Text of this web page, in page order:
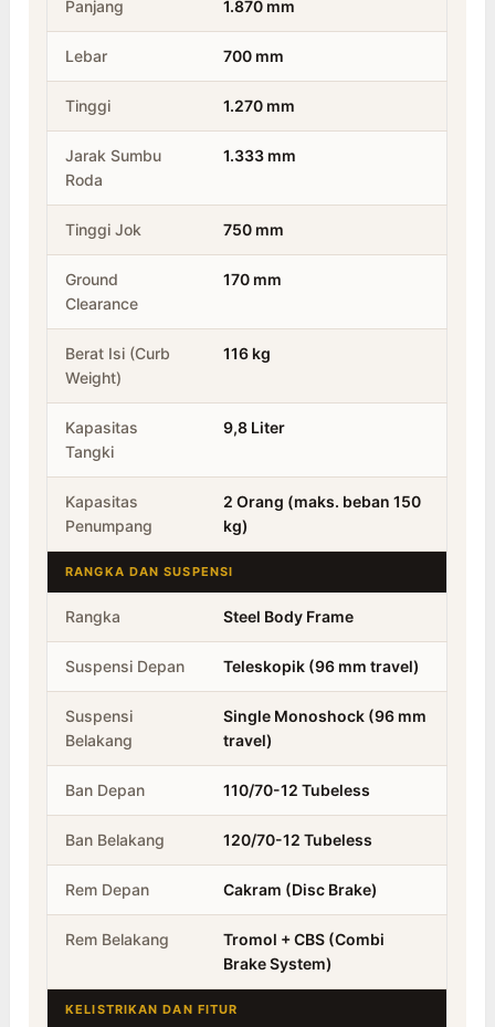
Panjang 1.870 mm
Lebar 700 mm
Tinggi 1.270 mm
Jarak Sumbu
Roda
1.333 mm
Tinggi Jok 750 mm
Ground
Clearance
170 mm
Berat Isi (Curb
Weight)
116 kg
Kapasitas
Tangki
9,8 Liter
Kapasitas
Penumpang
2 Orang (maks. beban 150
kg)
RANGKA DAN SUSPENSI
Rangka Steel Body Frame
Suspensi Depan Teleskopik (96 mm travel)
Suspensi
Belakang
Single Monoshock (96 mm
travel)
Ban Depan 110/70-12 Tubeless
Ban Belakang 120/70-12 Tubeless
Rem Depan Cakram (Disc Brake)
Rem Belakang
Tromol + CBS (Combi
Brake System)
KELISTRIKAN DAN FITUR